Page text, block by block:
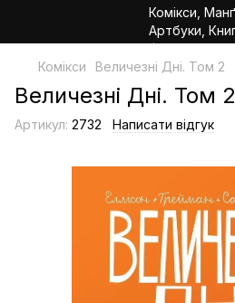
Комікси Величезні Дні. Том 2
Величезні Дні. Том 2
Артикул: 2732 Написати відгук